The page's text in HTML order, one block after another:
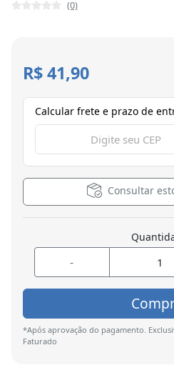
(0)
R$ 41,90
Calcular frete e prazo de
Consultar
-
*Após aprovação do pagamento.
Faturado